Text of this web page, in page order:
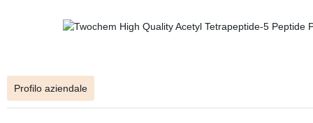
Profilo aziendale